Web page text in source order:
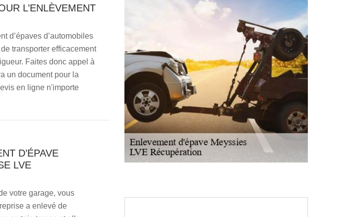
L’ENLÈVEMENT
d’épaves d’automobiles
transporter efficacement
Faites donc appel à
un document pour la
en ligne n'importe
D’ÉPAVE
LVE
votre garage, vous
a enlevé de